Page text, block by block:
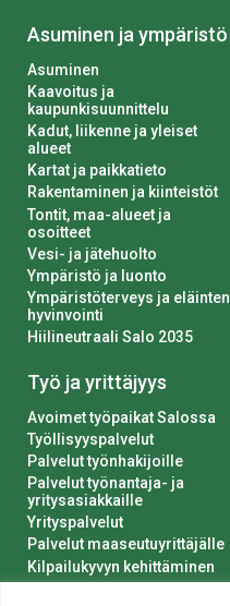
Asuminen ja ympäristö
Asuminen
Kaavoitus ja
kaupunkisuunnittelu
Kadut, liikenne ja yleiset
alueet
Kartat ja paikkatieto
Rakentaminen ja kiinteistöt
Tontit, maa-alueet ja
osoitteet
Vesi- ja jätehuolto
Ympäristö ja luonto
Ympäristöterveys ja eläinten
hyvinvointi
Hiilineutraali Salo 2035
Työ ja yrittäjyys
Avoimet työpaikat Salossa
Työllisyyspalvelut
Palvelut työnhakijoille
Palvelut työnantaja- ja
yritysasiakkaille
Yrityspalvelut
Palvelut maaseutuyrittäjälle
Kilpailukyvyn kehittäminen